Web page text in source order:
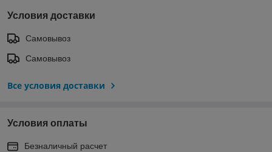
Условия доставки
Самовывоз
Самовывоз
Все условия доставки
Условия оплаты
Безналичный расчет